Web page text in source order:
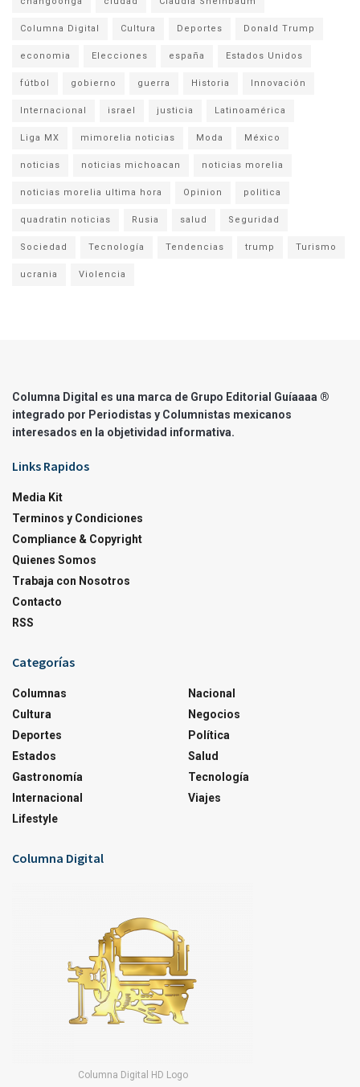
Columna Digital Cultura Deportes Donald Trump
economia Elecciones españa Estados Unidos
fútbol gobierno guerra Historia Innovación
Internacional israel justicia Latinoamérica
Liga MX mimorelia noticias Moda México
noticias noticias michoacan noticias morelia
noticias morelia ultima hora Opinion politica
quadratin noticias Rusia salud Seguridad
Sociedad Tecnología Tendencias trump Turismo
ucrania Violencia
Columna Digital es una marca de Grupo Editorial Guíaaaa ®
integrado por Periodistas y Columnistas mexicanos
interesados en la objetividad informativa.
Links Rapidos
Media Kit
Terminos y Condiciones
Compliance & Copyright
Quienes Somos
Trabaja con Nosotros
Contacto
RSS
Categorías
Columnas
Cultura
Deportes
Estados
Gastronomía
Internacional
Lifestyle
Nacional
Negocios
Política
Salud
Tecnología
Viajes
Columna Digital
Columna Digital HD Logo